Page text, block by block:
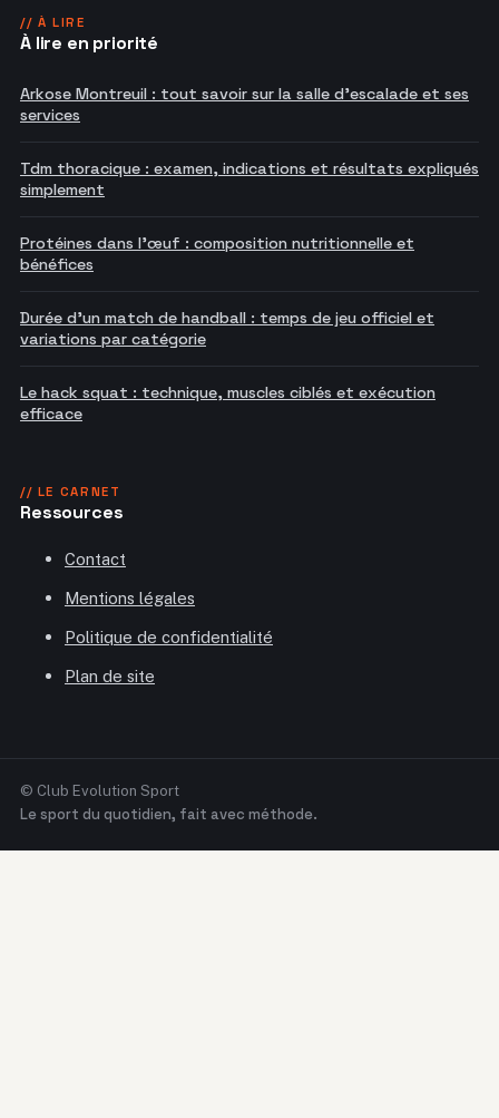
// À LIRE
À lire en priorité
Arkose Montreuil : tout savoir sur la salle d'escalade et ses
services
Tdm thoracique : examen, indications et résultats expliqués
simplement
Protéines dans l'œuf : composition nutritionnelle et
bénéfices
Durée d'un match de handball : temps de jeu officiel et
variations par catégorie
Le hack squat : technique, muscles ciblés et exécution
efficace
// LE CARNET
Ressources
Contact
Mentions légales
Politique de confidentialité
Plan de site
© Club Evolution Sport
Le sport du quotidien, fait avec méthode.